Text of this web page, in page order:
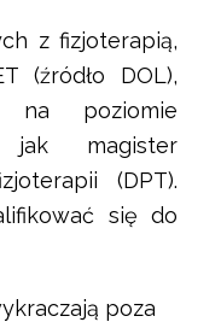
z fizjoterapią,
(źródło DOL),
na poziomie
jak magister
(DPT).
się do
poza